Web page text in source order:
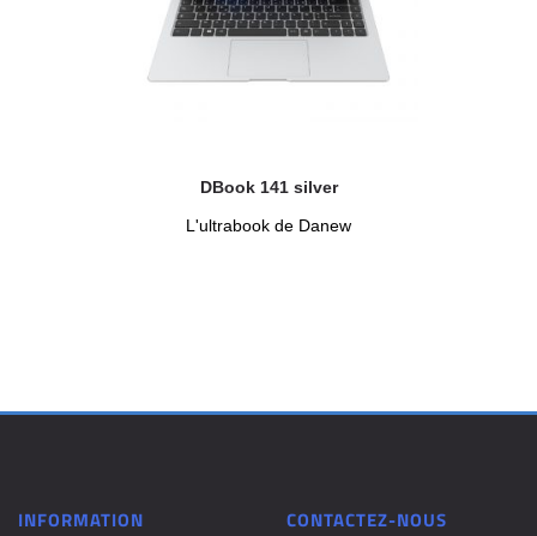
DBook 141 silver
L'ultrabook de Danew
INFORMATION CONTACTEZ-NOUS